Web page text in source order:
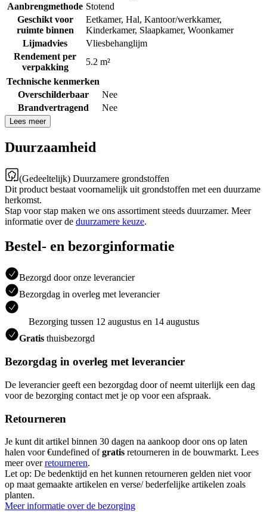
Aanbrengmethode Stotend
Geschikt voor
ruimte binnen
Eetkamer, Hal, Kantoor/werkkamer,
Kinderkamer, Slaapkamer, Woonkamer
Lijmadvies
Vliesbehanglijm
Rendement per
verpakking
5.2 m²
Technische kenmerken
Overschilderbaar
Nee
Brandvertragend
Nee
Lees meer
Duurzaamheid
(Gedeeltelijk) Duurzamere grondstoffen
Dit product bestaat voornamelijk uit grondstoffen met een duurzame
herkomst.
Stap voor stap maken we ons assortiment steeds duurzamer. Meer
informatie over de duurzamere keuze.
Bestel- en bezorginformatie
Bezorgd door onze leverancier
Bezorgdag in overleg met leverancier
Bezorging tussen 12 augustus en 14 augustus
Gratis thuisbezorgd
Bezorgdag in overleg met leverancier
De leverancier geeft een bezorgdag door of neemt uiterlijk een dag
voor de bezorging contact met je op voor een afspraak.
Retourneren
Je kunt dit artikel binnen 30 dagen na aankoop door ons op laten
halen voor €undefined ofgratis retourneren in de bouwmarkt. Lees
meer overretourneren.
Let op: De bedenktijd en het kunnen retourneren gelden niet voor
op maat gemaakte artikelen en verse/ bederfelijke artikelen zoals
planten.
Meer informatie over de bezorging